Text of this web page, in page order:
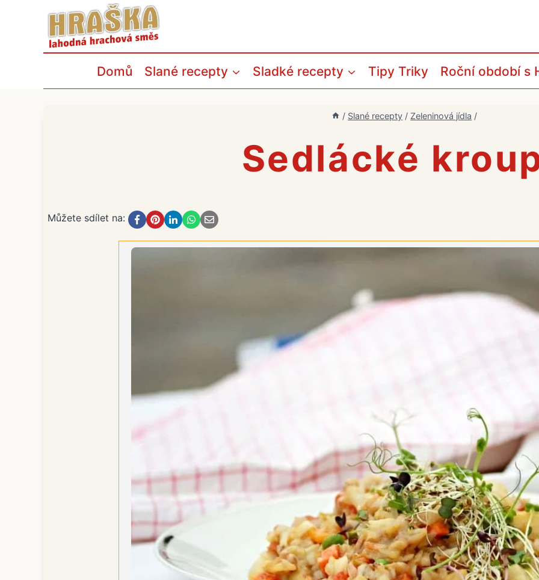
Domů Slané recepty Sladké recepty Tipy Triky Roční období s
/ Slané recepty / Zeleninová jídla /
Sedlácké
Můžete sdílet na: